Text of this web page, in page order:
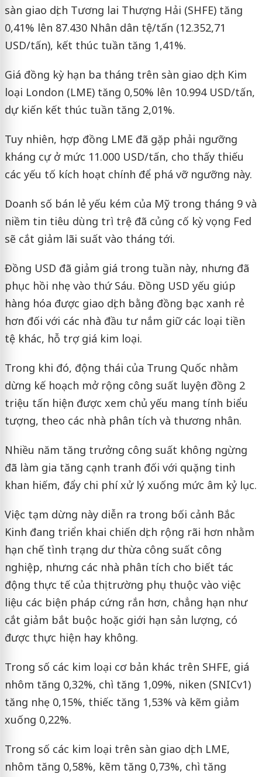
sàn giao dịch Tương lai Thượng Hải (SHFE) tăng
0,41% lên 87.430 Nhân dân tệ/tấn (12.352,71
USD/tấn), kết thúc tuần tăng 1,41%.
Giá đồng kỳ hạn ba tháng trên sàn giao dịch Kim
loại London (LME) tăng 0,50% lên 10.994 USD/tấn,
dự kiến kết thúc tuần tăng 2,01%.
Tuy nhiên, hợp đồng LME đã gặp phải ngưỡng
kháng cự ở mức 11.000 USD/tấn, cho thấy thiếu
các yếu tố kích hoạt chính để phá vỡ ngưỡng này.
Doanh số bán lẻ yếu kém của Mỹ trong tháng 9 và
niềm tin tiêu dùng trì trệ đã củng cố kỳ vọng Fed
sẽ cắt giảm lãi suất vào tháng tới.
Đồng USD đã giảm giá trong tuần này, nhưng đã
phục hồi nhẹ vào thứ Sáu. Đồng USD yếu giúp
hàng hóa được giao dịch bằng đồng bạc xanh rẻ
hơn đối với các nhà đầu tư nắm giữ các loại tiền
tệ khác, hỗ trợ giá kim loại.
Trong khi đó, động thái của Trung Quốc nhằm
dừng kế hoạch mở rộng công suất luyện đồng 2
triệu tấn hiện được xem chủ yếu mang tính biểu
tượng, theo các nhà phân tích và thương nhân.
Nhiều năm tăng trưởng công suất không ngừng
đã làm gia tăng cạnh tranh đối với quặng tinh
khan hiếm, đẩy chi phí xử lý xuống mức âm kỷ lục.
Việc tạm dừng này diễn ra trong bối cảnh Bắc
Kinh đang triển khai chiến dịch rộng rãi hơn nhằm
hạn chế tình trạng dư thừa công suất công
nghiệp, nhưng các nhà phân tích cho biết tác
động thực tế của thị trường phụ thuộc vào việc
liệu các biện pháp cứng rắn hơn, chẳng hạn như
cắt giảm bắt buộc hoặc giới hạn sản lượng, có
được thực hiện hay không.
Trong số các kim loại cơ bản khác trên SHFE, giá
nhôm tăng 0,32%, chì tăng 1,09%, niken (SNICv1)
tăng nhẹ 0,15%, thiếc tăng 1,53% và kẽm giảm
xuống 0,22%.
Trong số các kim loại trên sàn giao dịch LME,
nhôm tăng 0,58%, kẽm tăng 0,73%, chì tăng